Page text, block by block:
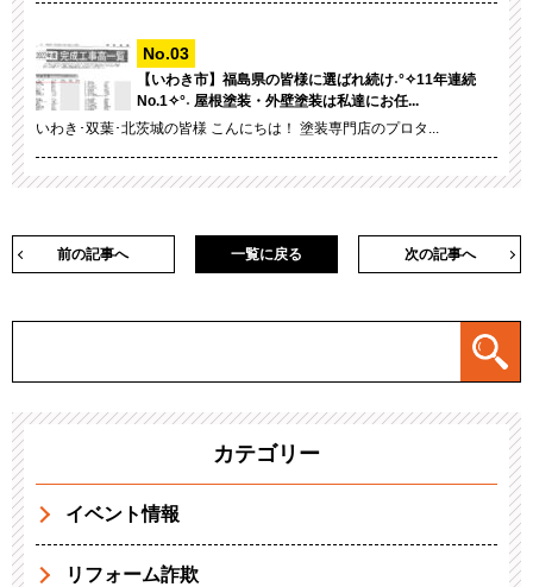
【いわき市】福島県の皆様に選ばれ続け˖°✧11年連続
No.1✧°˖ 屋根塗装・外壁塗装は私達にお任...
いわき･双葉･北茨城の皆様 こんにちは！ 塗装専門店のプロタ...
前の記事へ 次の記事へ
一覧に戻る
カテゴリー
イベント情報
リフォーム詐欺